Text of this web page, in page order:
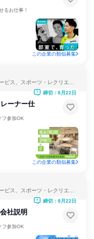
るお仕事！
この企業の類似募集
ビス、スポーツ・レクリエー
ーナー仕
フ参加OK
締切：8月22日
この企業の類似募集
ビス、スポーツ・レクリエー
社説明
フ参加OK
締切：8月22日